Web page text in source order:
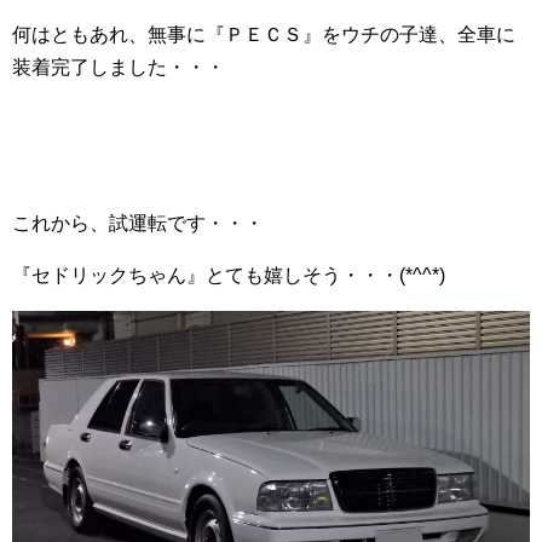
何はともあれ、無事に『ＰＥＣＳ』をウチの子達、全車に
装着完了しました・・・
これから、試運転です・・・
『セドリックちゃん』とても嬉しそう・・・(*^^*)